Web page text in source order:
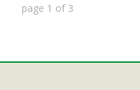
page 1 of 3